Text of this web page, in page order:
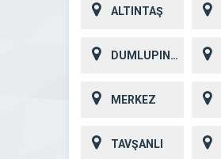
ALTINTAŞ
DUMLUPINAR
MERKEZ
TAVŞANLI